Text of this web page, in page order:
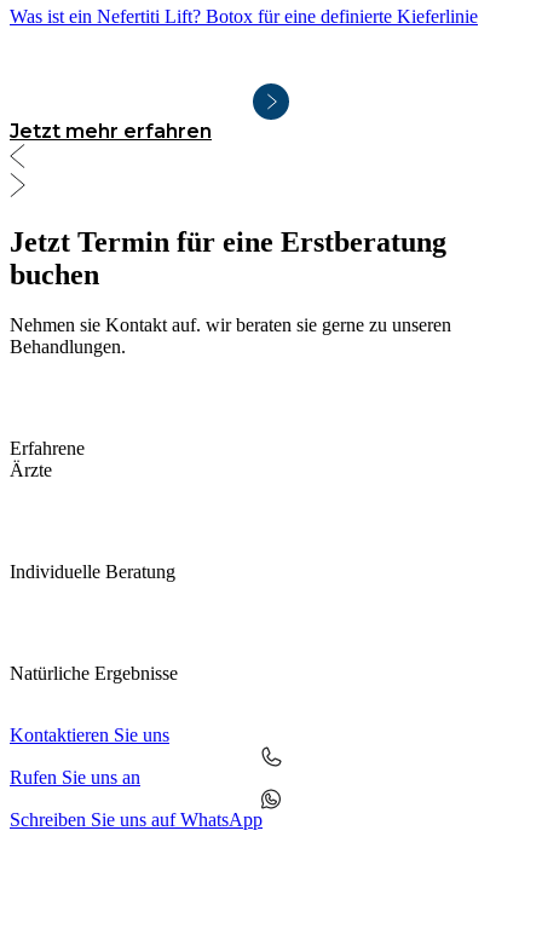
Was ist ein Nefertiti Lift? Botox für eine definierte Kieferlinie
Jetzt mehr erfahren
Jetzt Termin für eine Erstberatung
buchen
Nehmen sie Kontakt auf. wir beraten sie gerne zu unseren
Behandlungen.
Erfahrene
Ärzte
Individuelle Beratung
Natürliche Ergebnisse
Kontaktieren Sie uns
Rufen Sie uns an
Schreiben Sie uns auf WhatsApp